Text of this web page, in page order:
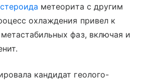
метеорита с другим
охлаждения привел к
фаз, включая и
кандидат геолого-